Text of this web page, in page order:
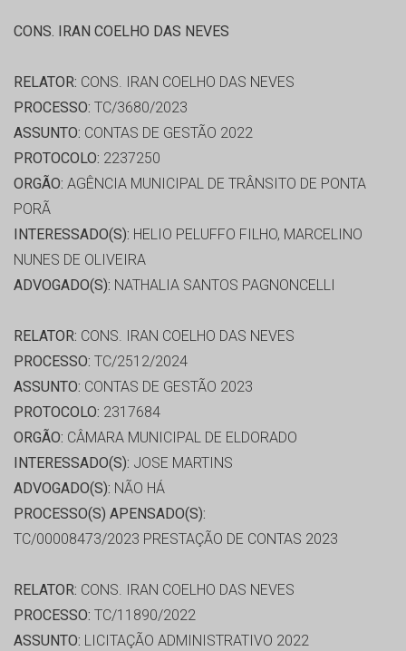
CONS. IRAN COELHO DAS NEVES
RELATOR: CONS. IRAN COELHO DAS NEVES
PROCESSO: TC/3680/2023
ASSUNTO: CONTAS DE GESTÃO 2022
PROTOCOLO: 2237250
ORGÃO: AGÊNCIA MUNICIPAL DE TRÂNSITO DE PONTA
PORÃ
INTERESSADO(S): HELIO PELUFFO FILHO, MARCELINO
NUNES DE OLIVEIRA
ADVOGADO(S): NATHALIA SANTOS PAGNONCELLI
RELATOR: CONS. IRAN COELHO DAS NEVES
PROCESSO: TC/2512/2024
ASSUNTO: CONTAS DE GESTÃO 2023
PROTOCOLO: 2317684
ORGÃO: CÂMARA MUNICIPAL DE ELDORADO
INTERESSADO(S): JOSE MARTINS
ADVOGADO(S): NÃO HÁ
PROCESSO(S) APENSADO(S):
TC/00008473/2023 PRESTAÇÃO DE CONTAS 2023
RELATOR: CONS. IRAN COELHO DAS NEVES
PROCESSO: TC/11890/2022
ASSUNTO: LICITAÇÃO ADMINISTRATIVO 2022